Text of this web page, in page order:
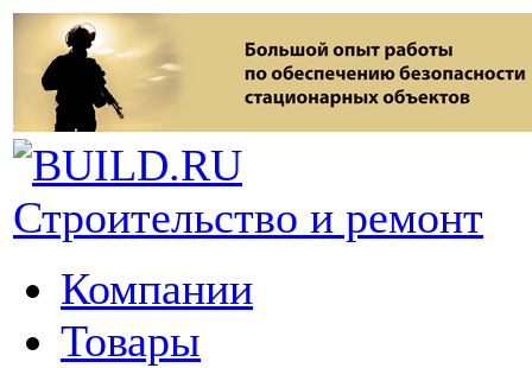
Строительство и ремонт
Компании
Товары